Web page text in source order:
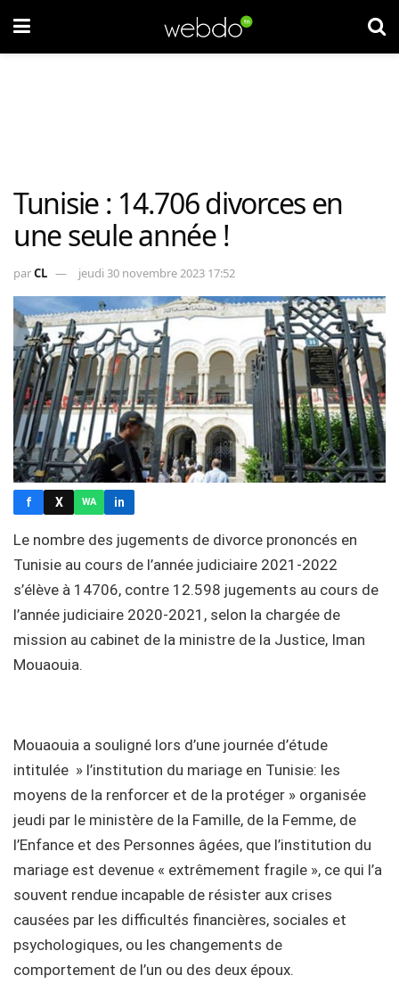
Tunisie : 14.706 divorces en
une seule année !
parCL jeudi 30 novembre 2023 17:52
f X WA in
Le nombre des jugements de divorce prononcés en
Tunisie au cours de l’année judiciaire 2021-2022
s’élève à 14706, contre 12.598 jugements au cours de
l’année judiciaire 2020-2021, selon la chargée de
mission au cabinet de la ministre de la Justice, Iman
Mouaouia.
Mouaouia a souligné lors d’une journée d’étude
intitulée » l’institution du mariage en Tunisie: les
moyens de la renforcer et de la protéger » organisée
jeudi par le ministère de la Famille, de la Femme, de
l’Enfance et des Personnes âgées, que l’institution du
mariage est devenue « extrêmement fragile », ce qui l’a
souvent rendue incapable de résister aux crises
causées par les difficultés financières, sociales et
psychologiques, ou les changements de
comportement de l’un ou des deux époux.